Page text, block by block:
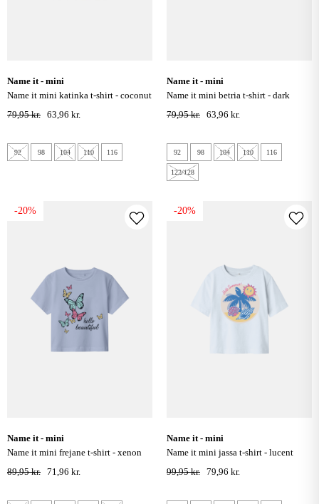
name it - mini
name it mini katinka t-shirt - coconut
milk
79,95 kr. 63,96 kr.
92 98 104 110 116
name it - mini
name it mini betria t-shirt - dark
sapphire
79,95 kr. 63,96 kr.
92 98 104 110 116
122/128
-20%
name it - mini
name it mini frejane t-shirt - xenon
blue
89,95 kr. 71,96 kr.
-20%
name it - mini
name it mini jassa t-shirt - lucent
white
99,95 kr. 79,96 kr.